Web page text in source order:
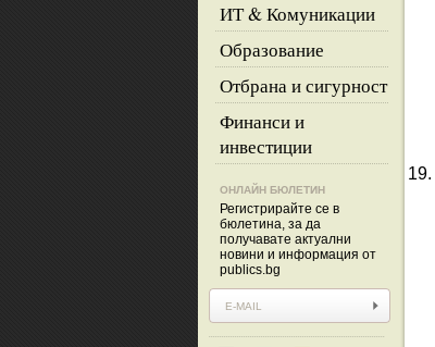
ИТ & Комуникации
Образование
Отбрана и сигурност
Финанси и
инвестиции
ОНЛАЙН БЮЛЕТИН
Регистрирайте се в
бюлетина, за да
получавате актуални
новини и информация от
publics.bg
19.